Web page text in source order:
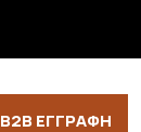
B2B ΕΓΓΡΑΦΉ